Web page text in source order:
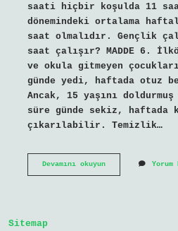
saati hiçbir koşulda 11
dönemindeki ortalama
saat olmalıdır. Gençlik
saat çalışır? MADDE 6.
ve okula gitmeyen
günde yedi, haftada otuz
Ancak, 15 yaşını
süre günde sekiz, haftada
çıkarılabilir. Temizlik…
Devamını okuyunDestek
Yorum
Sitemap